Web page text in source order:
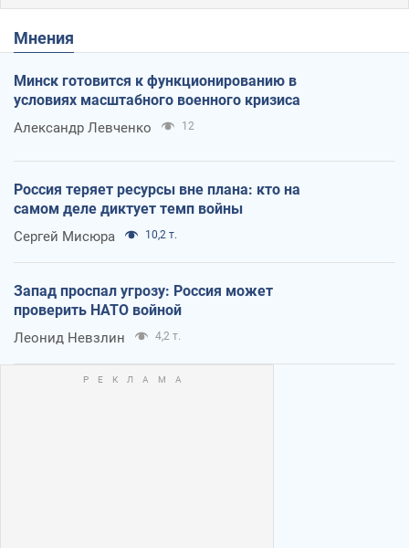
Мнения
Минск готовится к функционированию в
условиях масштабного военного кризиса
Александр Левченко 12
Россия теряет ресурсы вне плана: кто на
самом деле диктует темп войны
Сергей Мисюра 10,2 т.
Запад проспал угрозу: Россия может
проверить НАТО войной
Леонид Невзлин 4,2 т.